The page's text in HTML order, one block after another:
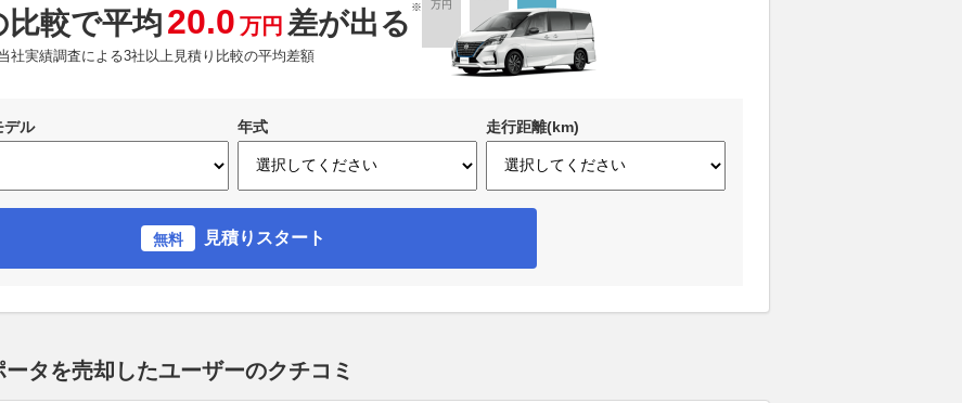
較で平均20.0 万円 差が出る ※
社実績調査による3社以上見積り比較の平均差額
デル 年式 走行距離(km)
無料 見積りスタート
タを売却したユーザーのクチコミ